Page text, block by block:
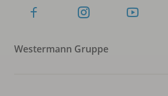
Westermann Gruppe